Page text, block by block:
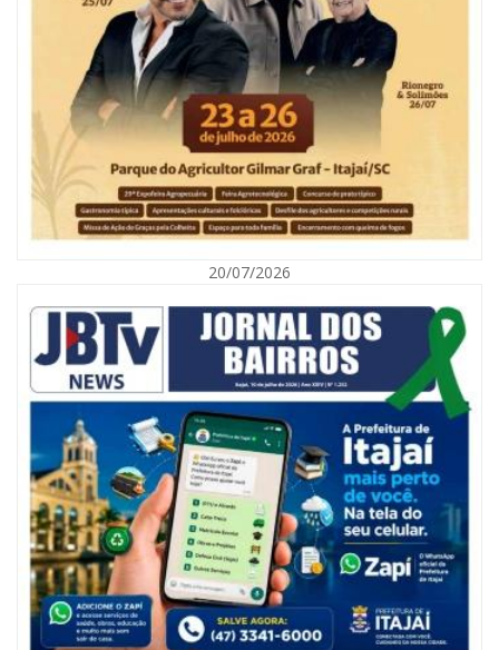
06/08/2026 | 10:04
Ação oferece testes rápidos para HIV, sífilis e hepatites nesta quinta (6) e
sexta-feira (7)
GERAL
20/07/2026